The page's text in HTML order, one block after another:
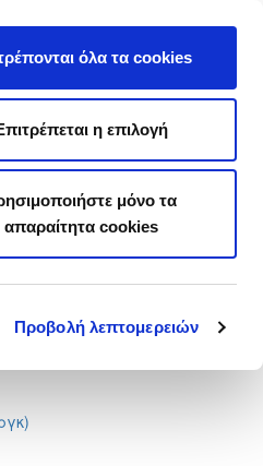
Προβολή λεπτομερειών
όλα τα cookies
η επιλογή
μόνο τα
απαραίτητα cookies
Next
by CyprusFA